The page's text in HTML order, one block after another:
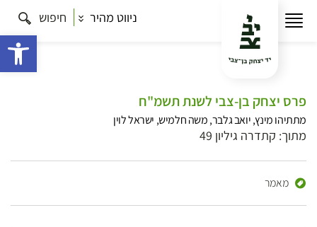
ניווט מהיר חיפוש
פרס יצחק בן-צבי לשנת תשמ"ח
מתתיהו מינץ, יואב גלבר, משה חלמיש, ישראל לוין
מתוך: קתדרה גיליון 49
מאמר